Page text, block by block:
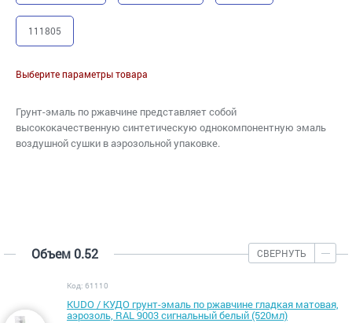
111805
Выберите параметры товара
Грунт-эмаль по ржавчине представляет собой
высококачественную синтетическую однокомпонентную эмаль
воздушной сушки в аэрозольной упаковке.
Объем 0.52 СВЕРНУТЬ
Код: 61110
KUDO / КУДО грунт-эмаль по ржавчине гладкая матовая,
аэрозоль, RAL 9003 сигнальный белый (520мл)